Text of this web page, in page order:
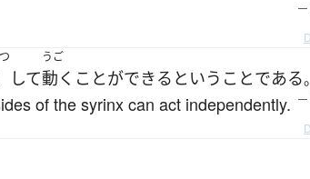
—
して
うご
動く ことができる という ことである。
of the syrinx can act independently. —